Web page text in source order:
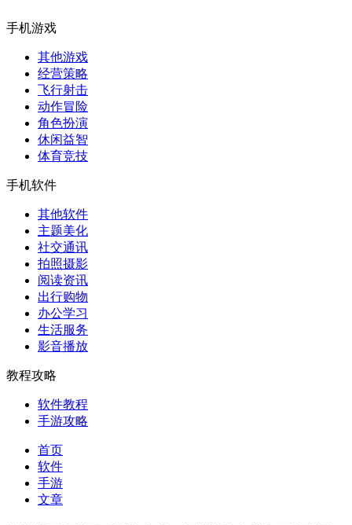
手机游戏
其他游戏
经营策略
飞行射击
动作冒险
角色扮演
休闲益智
体育竞技
手机软件
其他软件
主题美化
社交通讯
拍照摄影
阅读资讯
出行购物
办公学习
生活服务
影音播放
教程攻略
软件教程
手游攻略
首页
软件
手游
文章